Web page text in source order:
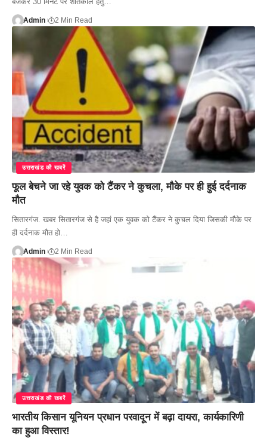
Admin 2 Min Read
उत्तराखंड की खबरें
फूल बेचने जा रहे युवक को टैंकर ने कुचला, माैके पर ही हुई दर्दनाक
माैत
सितारगंज. खबर सितारगंज से है जहां एक युवक को टैंकर ने कुचल दिया जिसकी मौके पर
ही दर्दनाक मौत हो…
Admin 2 Min Read
उत्तराखंड की खबरें
भारतीय किसान यूनियन प्रधान परवादून में बढ़ा दायरा, कार्यकारिणी
का हुआ विस्तार!